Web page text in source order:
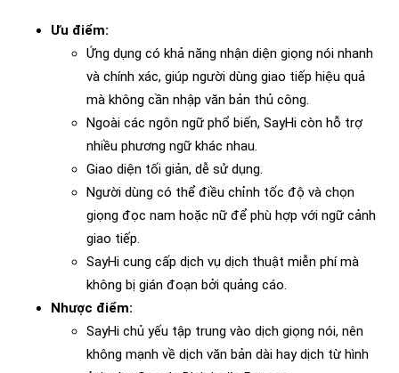
Ưu điểm:
Ứng dụng có khả năng nhận diện giọng nói nhanh
và chính xác, giúp người dùng giao tiếp hiệu quả
mà không cần nhập văn bản thủ công.
Ngoài các ngôn ngữ phổ biến, SayHi còn hỗ trợ
nhiều phương ngữ khác nhau.
Giao diện tối giản, dễ sử dụng.
Người dùng có thể điều chỉnh tốc độ và chọn
giọng đọc nam hoặc nữ để phù hợp với ngữ cảnh
giao tiếp.
SayHi cung cấp dịch vụ dịch thuật miễn phí mà
không bị gián đoạn bởi quảng cáo.
Nhược điểm:
SayHi chủ yếu tập trung vào dịch giọng nói, nên
không mạnh về dịch văn bản dài hay dịch từ hình